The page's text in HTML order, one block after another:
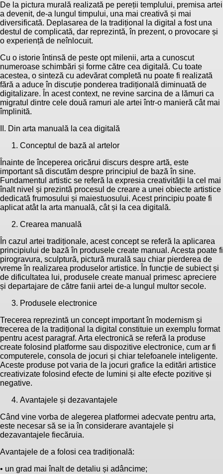
De la pictura murală realizată pe pereții templului, premisa artei
a devenit, de-a lungul timpului, una mai creativă și mai
diversificată. Deplasarea de la tradițional la digital a fost una
destul de complicată, dar reprezintă, în prezent, o provocare și
o experiență de neînlocuit.
Cu o istorie întinsă de peste opt milenii, arta a cunoscut
numeroase schimbări și forme către cea digitală. Cu toate
acestea, o sinteză cu adevărat completă nu poate fi realizată
fără a aduce în discuție ponderea tradițională diminuată de
digitalizare. În acest context, ne revine sarcina de a lămuri ca
migratul dintre cele două ramuri ale artei într-o manieră cât mai
împlinită.
II. Din arta manuală la cea digitală
Conceptul de bază al artelor
Înainte de începerea oricărui discurs despre artă, este
important să discutăm despre principiul de bază în sine.
Fundamentul artistic se referă la expresia creativității la cel mai
înalt nivel și prezintă procesul de creare a unei obiecte artistice
dedicată frumosului și maiestuosului. Acest principiu poate fi
aplicat atât la arta manuală, cât și la cea digitală.
Crearea manuală
În cazul artei tradiționale, acest concept se referă la aplicarea
principiului de bază în produsele create manual. Acesta poate fi
pirogravura, sculptură, pictură murală sau chiar pierderea de
vreme în realizarea produselor artistice. În funcție de subiect și
de dificultatea lui, produsele create manual primesc apreciere
și departajare de către fanii artei de-a lungul multor secole.
Produsele electronice
Trecerea reprezintă un concept important în modernism și
trecerea de la tradițional la digital constituie un exemplu format
pentru acest paragraf. Arta electronică se referă la produse
create folosind platforme sau dispozitive electronice, cum ar fi
computerele, consola de jocuri și chiar telefoanele inteligente.
Aceste produse pot varia de la jocuri grafice la editări artistice
creativizate folosind efecte de lumini și alte efecte pozitive și
negative.
Avantajele și dezavantajele
Când vine vorba de alegerea platformei adecvate pentru arta,
este necesar să se ia în considerare avantajele și
dezavantajele fiecăruia.
Avantajele de a folosi cea tradițională:
• un grad mai înalt de detaliu și adâncime;